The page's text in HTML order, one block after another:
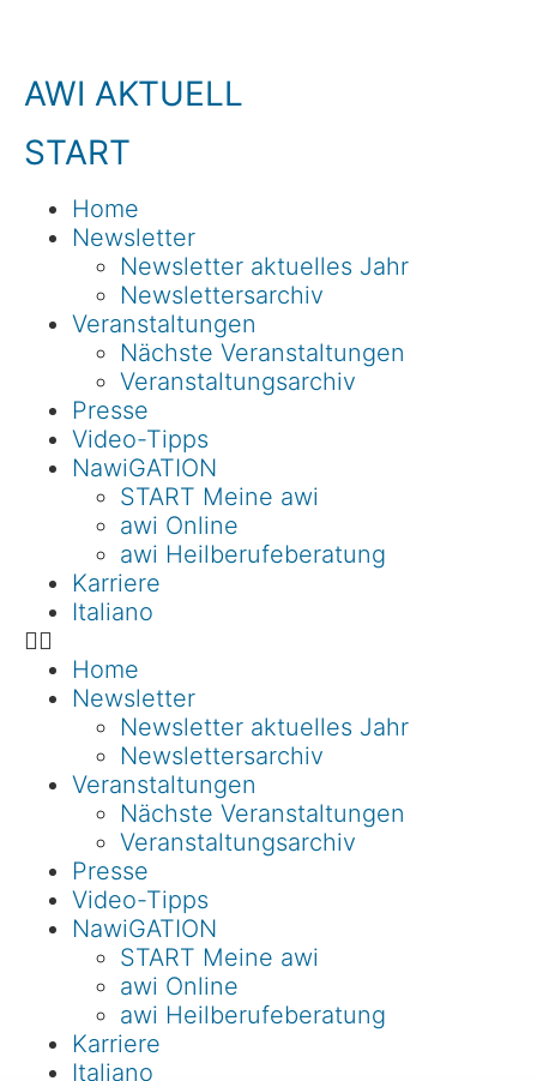
AWI AKTUELL
START
Home
Newsletter
Newsletter aktuelles Jahr
Newslettersarchiv
Veranstaltungen
Nächste Veranstaltungen
Veranstaltungsarchiv
Presse
Video-Tipps
NawiGATION
START Meine awi
awi Online
awi Heilberufeberatung
Karriere
Italiano
Home
Newsletter
Newsletter aktuelles Jahr
Newslettersarchiv
Veranstaltungen
Nächste Veranstaltungen
Veranstaltungsarchiv
Presse
Video-Tipps
NawiGATION
START Meine awi
awi Online
awi Heilberufeberatung
Karriere
Italiano